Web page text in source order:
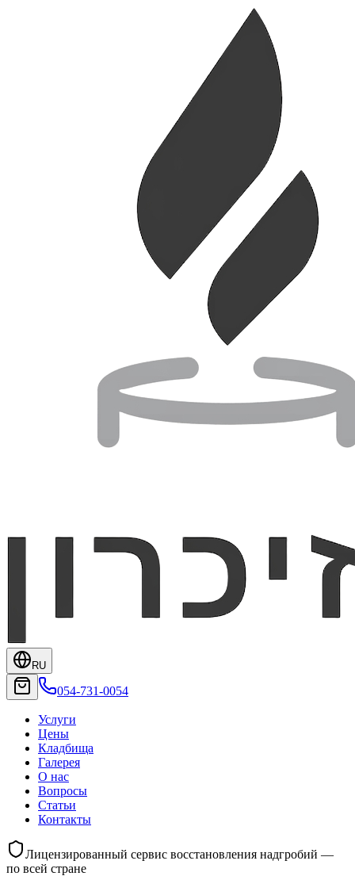
RU
054-731-0054
Услуги
Цены
Кладбища
Галерея
О нас
Вопросы
Статьи
Контакты
Лицензированный сервис восстановления надгробий —
по всей стране